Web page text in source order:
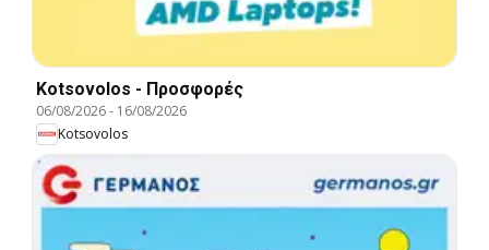
Kotsovolos - Προσφορές
06/08/2026- 16/08/2026
Kotsovolos